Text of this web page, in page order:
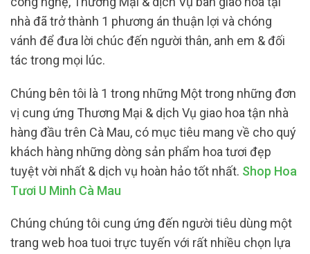
nhà đã trở thành 1 phương án thuận lợi và chóng
vánh để đưa lời chúc đến người thân, anh em & đối
tác trong mọi lúc.
Chúng bên tôi là 1 trong những Một trong những đơn
vị cung ứng Thương Mại & dịch Vụ giao hoa tận nhà
hàng đầu trên Cà Mau, có mục tiêu mang về cho quý
khách hàng những dòng sản phẩm hoa tươi đẹp
tuyệt vời nhất & dịch vụ hoàn hảo tốt nhất. Shop Hoa
Tươi U Minh Cà Mau
Chúng chúng tôi cung ứng đến người tiêu dùng một
trang web hoa tuoi trực tuyến với rất nhiều chọn lựa